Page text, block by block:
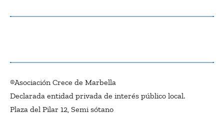
®Asociación Crece de Marbella
Declarada entidad privada de interés público local.
Plaza del Pilar 12, Semi sótano